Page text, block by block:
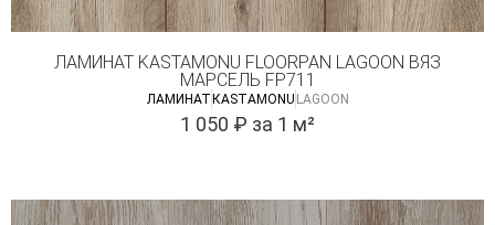
ЛАМИНАТ KASTAMONU FLOORPAN LAGOON ВЯЗ
МАРСЕЛЬ FP711
ЛАМИНАТ КASTAMONU LAGOON
1 050 ₽ за 1 м²